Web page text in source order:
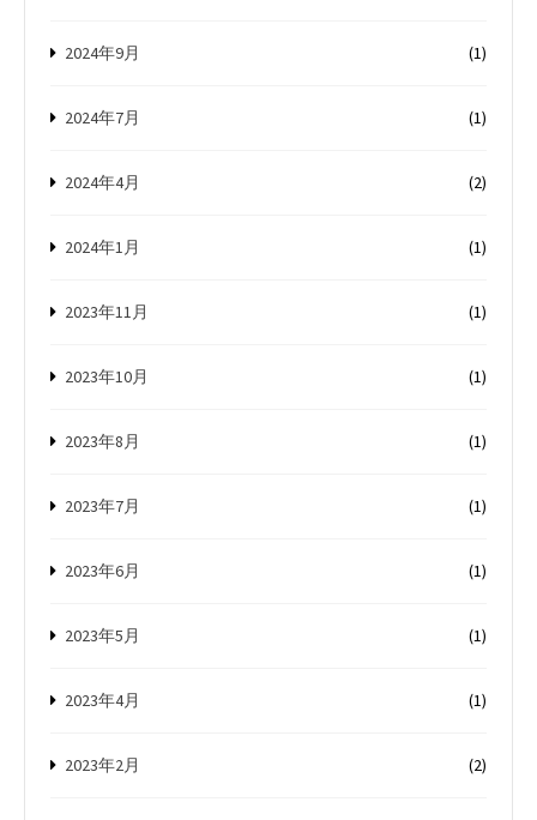
2024年9月 (1)
2024年7月 (1)
2024年4月 (2)
2024年1月 (1)
2023年11月 (1)
2023年10月 (1)
2023年8月 (1)
2023年7月 (1)
2023年6月 (1)
2023年5月 (1)
2023年4月 (1)
2023年2月 (2)